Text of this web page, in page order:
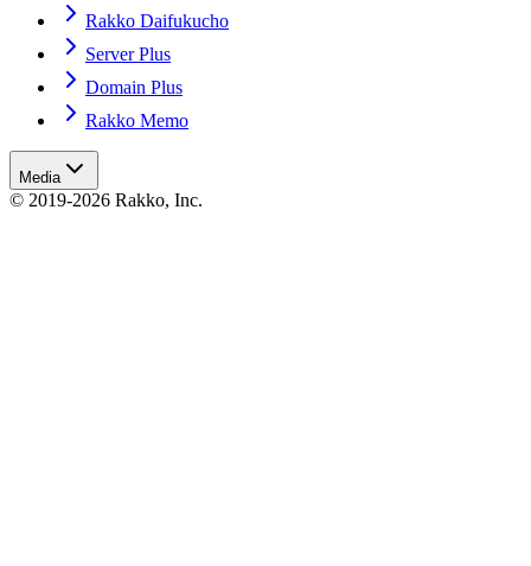
Rakko Daifukucho
Server Plus
Domain Plus
Rakko Memo
Media
© 2019-2026 Rakko, Inc.